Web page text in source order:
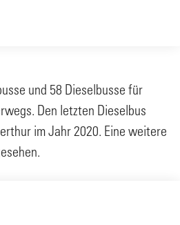
und 58 Dieselbusse für
Den letzten Dieselbus
im Jahr 2020. Eine weitere